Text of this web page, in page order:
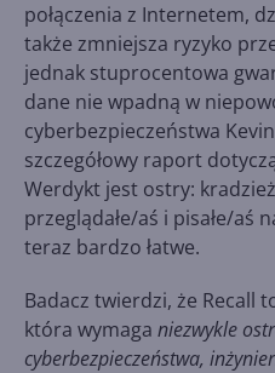
połączenia z Internetem,
także zmniejsza ryzyko
jednak stuprocentowa
dane nie wpadną w
cyberbezpieczeństwa
szczegółowy raport
Werdykt jest ostry:
przeglądałe/aś i pisałe/aś
teraz bardzo łatwe.
Badacz twierdzi, że Recall
która wymaga niezwykle
cyberbezpieczeństwa,